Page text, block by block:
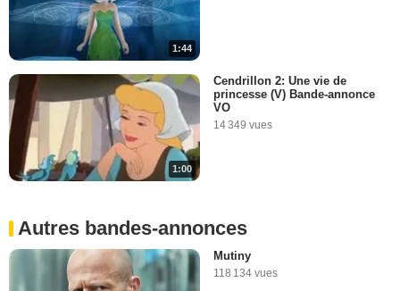
1:44
1:00
Cendrillon 2: Une vie de
princesse (V) Bande-annonce
VO
14 349 vues
Autres bandes-annonces
Mutiny
118 134 vues